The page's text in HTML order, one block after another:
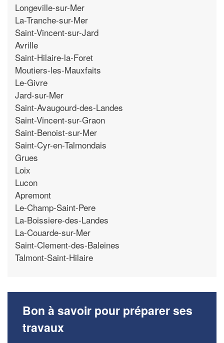
Longeville-sur-Mer
La-Tranche-sur-Mer
Saint-Vincent-sur-Jard
Avrille
Saint-Hilaire-la-Foret
Moutiers-les-Mauxfaits
Le-Givre
Jard-sur-Mer
Saint-Avaugourd-des-Landes
Saint-Vincent-sur-Graon
Saint-Benoist-sur-Mer
Saint-Cyr-en-Talmondais
Grues
Loix
Lucon
Apremont
Le-Champ-Saint-Pere
La-Boissiere-des-Landes
La-Couarde-sur-Mer
Saint-Clement-des-Baleines
Talmont-Saint-Hilaire
Bon à savoir pour préparer ses
travaux